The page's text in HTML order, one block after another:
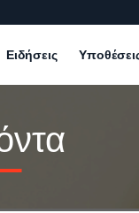
Ειδήσεις